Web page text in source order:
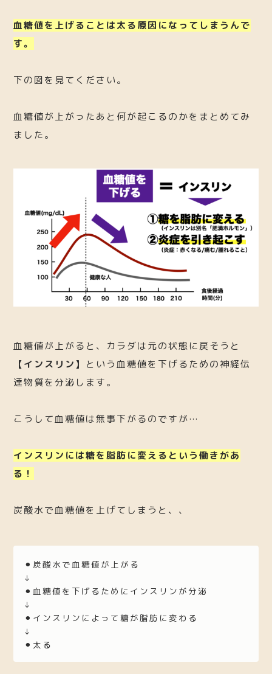
血糖値を上げることは太る原因になってしまうんで
す。
下の図を見てください。
血糖値が上がったあと何が起こるのかをまとめてみ
ました。
血糖値が上がると、カラダは元の状態に戻そうと
【インスリン】 という血糖値を下げるための神経伝
達物質を分泌します。
こうして血糖値は無事下がるのですが…
インスリンには糖を脂肪に変えるという働きがあ
る！
炭酸水で血糖値を上げてしまうと、、
⚫︎炭酸水で血糖値が上がる
↓
⚫︎血糖値を下げるためにインスリンが分泌
↓
⚫︎インスリンによって糖が脂肪に変わる
↓
⚫︎太る